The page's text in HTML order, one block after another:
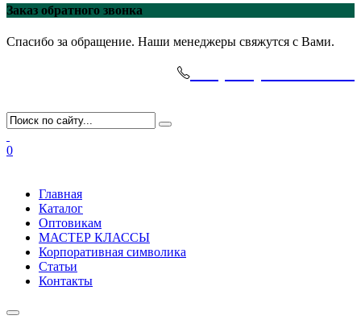
Заказ обратного звонка
Спасибо за обращение. Наши менеджеры свяжутся с Вами.
0
Главная
Каталог
Оптовикам
МАСТЕР КЛАССЫ
Корпоративная символика
Статьи
Контакты